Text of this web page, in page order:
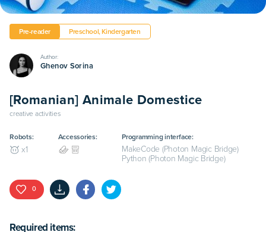
Pre-reader Preschool, Kindergarten
Author:
Ghenov Sorina
[Romanian] Animale Domestice
creative activities
Robots:
x1
Accessories: Programming interface:
MakeCode (Photon Magic Bridge)
Python (Photon Magic Bridge)
0
Required items: